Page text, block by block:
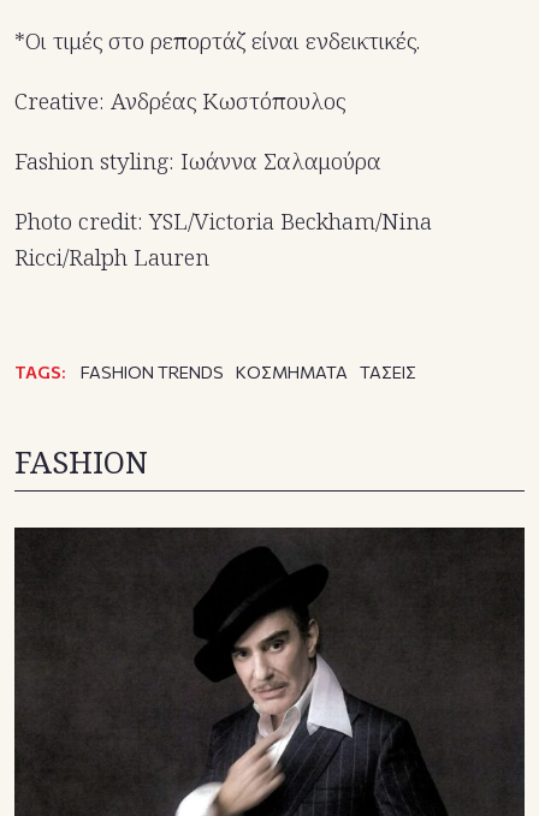
*Οι τιμές στο ρεπορτάζ είναι ενδεικτικές.
Creative: Ανδρέας Κωστόπουλος
Fashion styling: Ιωάννα Σαλαμούρα
Photo credit: YSL/Victoria Beckham/Nina
Ricci/Ralph Lauren
TAGS: FASHION TRENDS ΚΟΣΜΗΜΑΤΑ ΤΑΣΕΙΣ
FASHION